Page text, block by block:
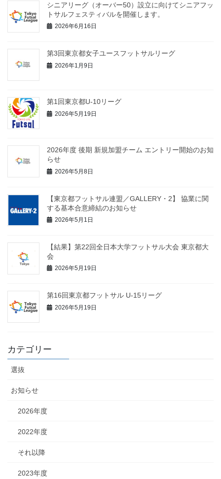
シニアリーグ（オーバー50）設立に向けてシニアフッ
トサルフェスティバルを開催します。
2026年6月16日
第3回東京都女子ユースフットサルリーグ
2026年1月9日
第1回東京都U-10リーグ
2026年5月19日
2026年度 後期 新規加盟チーム エントリー開始のお知
らせ
2026年5月8日
【東京都フットサル連盟／GALLERY・2】 協業に関
する基本合意締結のお知らせ
2026年5月1日
【結果】第22回全日本大学フットサル大会 東京都大
会
2026年5月19日
第16回東京都フットサル U-15リーグ
2026年5月19日
カテゴリー
選抜
お知らせ
2026年度
2022年度
それ以降
2023年度